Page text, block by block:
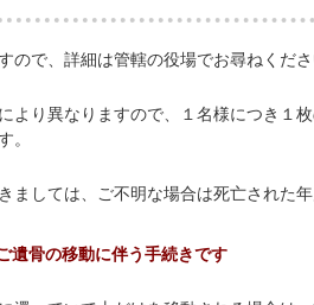
ので、詳細は管轄の役場でお尋ねくださ
より異なりますので、１名様につき１
。
ましては、ご不明な場合は死亡された
遺骨の移動に伴う手続きです